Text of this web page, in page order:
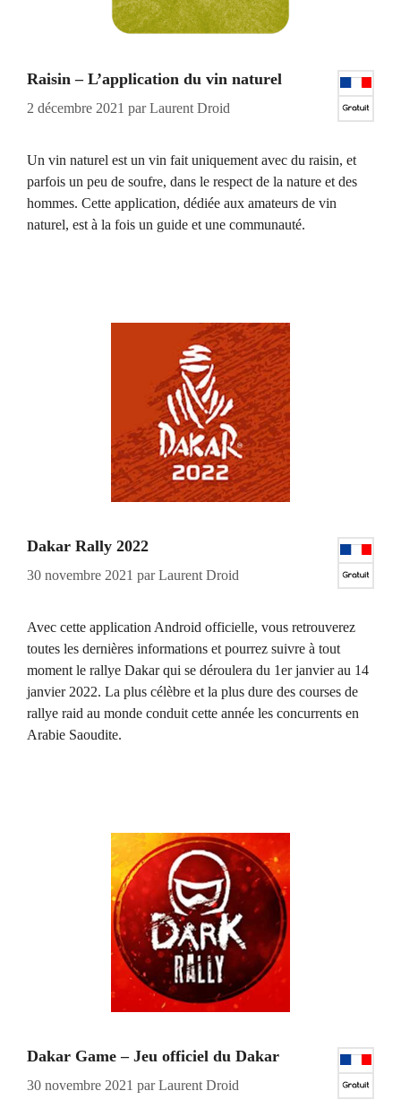
Raisin – L’application du vin naturel
2 décembre 2021 parLaurent Droid
Un vin naturel est un vin fait uniquement avec du raisin, et
parfois un peu de soufre, dans le respect de la nature et des
hommes. Cette application, dédiée aux amateurs de vin
naturel, est à la fois un guide et une communauté.
Dakar Rally 2022
30 novembre 2021 parLaurent Droid
Avec cette application Android officielle, vous retrouverez
toutes les dernières informations et pourrez suivre à tout
moment le rallye Dakar qui se déroulera du 1er janvier au 14
janvier 2022. La plus célèbre et la plus dure des courses de
rallye raid au monde conduit cette année les concurrents en
Arabie Saoudite.
Dakar Game – Jeu officiel du Dakar
30 novembre 2021 parLaurent Droid